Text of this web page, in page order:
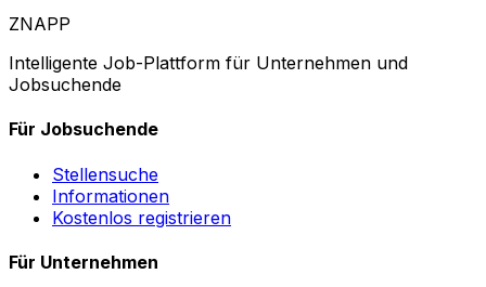
ZNAPP
Intelligente Job-Plattform für Unternehmen und
Jobsuchende
Für Jobsuchende
Stellensuche
Informationen
Kostenlos registrieren
Für Unternehmen